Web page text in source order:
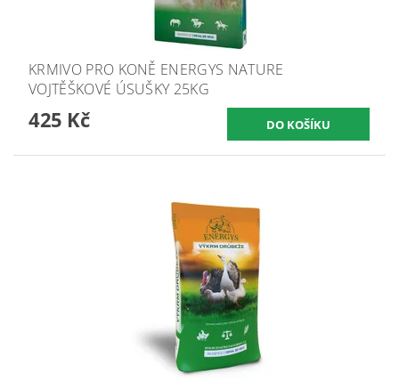
KRMIVO PRO KONĚ ENERGYS NATURE
VOJTĚŠKOVÉ ÚSUŠKY 25KG
425 Kč